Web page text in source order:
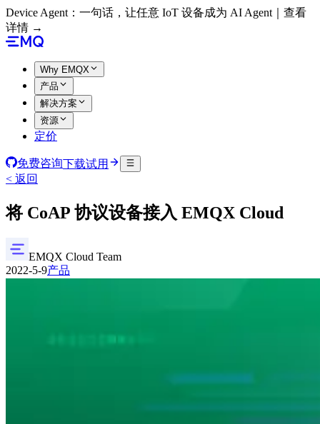
Device Agent：一句话，让任意 IoT 设备成为 AI Agent｜查看
详情 →
Why EMQX
产品
解决方案
资源
定价
免费咨询下载试用
< 返回
将 CoAP 协议设备接入 EMQX Cloud
EMQX Cloud Team
2022-5-9产品